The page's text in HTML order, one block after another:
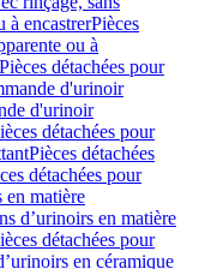
à encastrerPièces
ou à
Pièces détachées pour
d'urinoir
d'urinoir
détachées pour
Pièces détachées
détachées pour
en matière
d’urinoirs en matière
détachées pour
en céramique